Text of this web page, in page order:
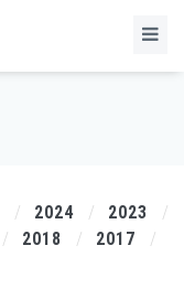
2024
2023
2018
2017